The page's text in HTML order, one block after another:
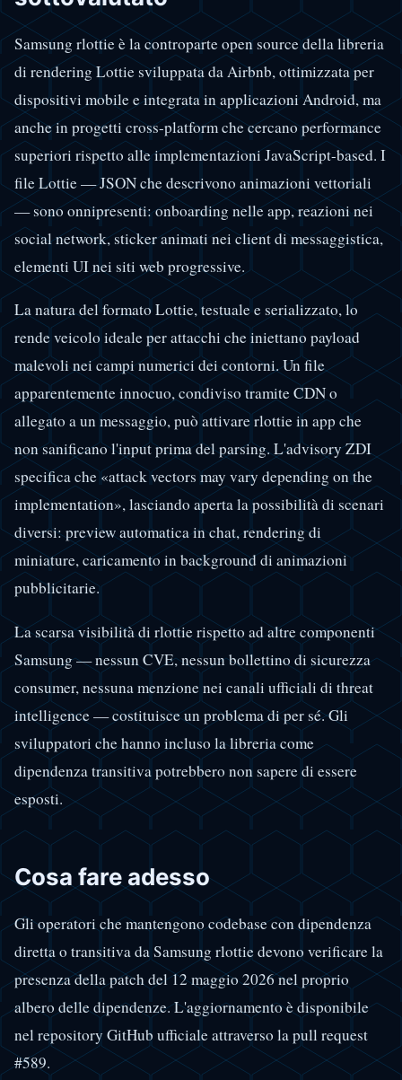
Samsung rlottie è la controparte open source della libreria
di rendering Lottie sviluppata da Airbnb, ottimizzata per
dispositivi mobile e integrata in applicazioni Android, ma
anche in progetti cross-platform che cercano performance
superiori rispetto alle implementazioni JavaScript-based. I
file Lottie — JSON che descrivono animazioni vettoriali
— sono onnipresenti: onboarding nelle app, reazioni nei
social network, sticker animati nei client di messaggistica,
elementi UI nei siti web progressive.
La natura del formato Lottie, testuale e serializzato, lo
rende veicolo ideale per attacchi che iniettano payload
malevoli nei campi numerici dei contorni. Un file
apparentemente innocuo, condiviso tramite CDN o
allegato a un messaggio, può attivare rlottie in app che
non sanificano l'input prima del parsing. L'advisory ZDI
specifica che «attack vectors may vary depending on the
implementation», lasciando aperta la possibilità di scenari
diversi: preview automatica in chat, rendering di
miniature, caricamento in background di animazioni
pubblicitarie.
La scarsa visibilità di rlottie rispetto ad altre componenti
Samsung — nessun CVE, nessun bollettino di sicurezza
consumer, nessuna menzione nei canali ufficiali di threat
intelligence — costituisce un problema di per sé. Gli
sviluppatori che hanno incluso la libreria come
dipendenza transitiva potrebbero non sapere di essere
esposti.
Cosa fare adesso
Gli operatori che mantengono codebase con dipendenza
diretta o transitiva da Samsung rlottie devono verificare la
presenza della patch del 12 maggio 2026 nel proprio
albero delle dipendenze. L'aggiornamento è disponibile
nel repository GitHub ufficiale attraverso la pull request
#589.